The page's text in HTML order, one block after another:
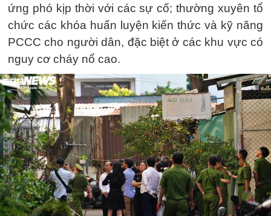
ứng phó kịp thời với các sự cố; thường xuyên tổ
chức các khóa huấn luyện kiến thức và kỹ năng
PCCC cho người dân, đặc biệt ở các khu vực có
nguy cơ cháy nổ cao.